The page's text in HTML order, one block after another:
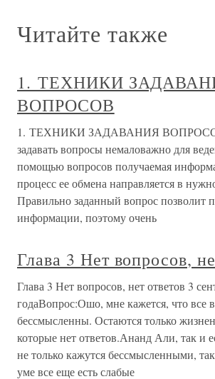
Читайте также
1. ТЕХНИКИ
ВОПРОСОВ
1. ТЕХНИКИ ЗАДАВАНИЯ
задавать вопросы немаловажно для
помощью вопросов получаемая
процесс ее обмена направляется в
Правильно заданный вопрос позволит
информации, поэтому очень
Глава 3 Нет вопросов,
Глава 3 Нет вопросов, нет ответов 3
годаВопрос:Ошо, мне кажется, что все
бессмысленны. Остаются только
которые нет ответов.Ананд Али, так и
не только кажутся бессмысленными,
уме все еще есть слабые